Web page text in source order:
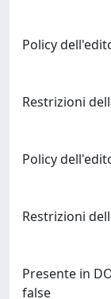
Policy
Restrizioni
Policy
Restrizioni
Presente in